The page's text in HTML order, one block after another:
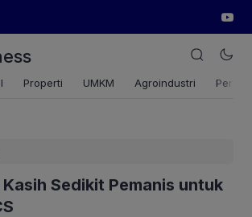
Properti UMKM Agroindustri
Sedikit Pemanis untuk